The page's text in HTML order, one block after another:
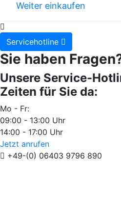
Weiter einkaufen
Servicehotline
Sie haben
Unsere Service-
Zeiten für Sie da:
Mo - Fr:
09:00 - 13:00 Uhr
14:00 - 17:00 Uhr
Jetzt anrufen
+49-(0) 06403 9796 890